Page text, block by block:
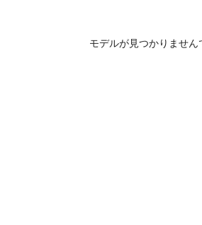
モデルが見つかりません